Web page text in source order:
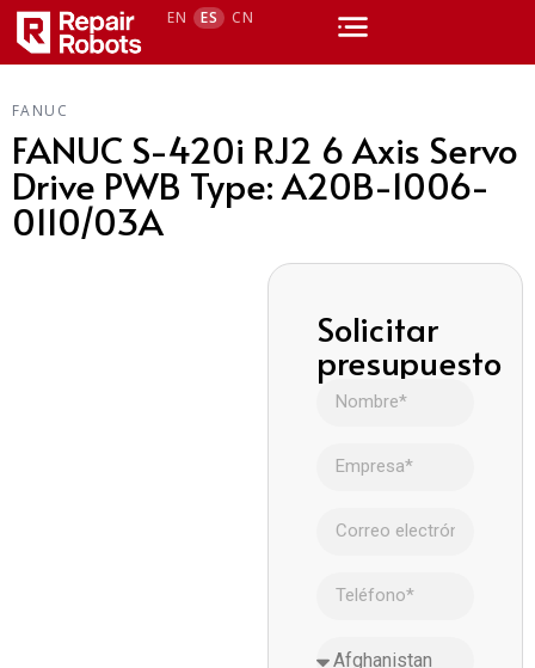
EN ES CN
FANUC
FANUC S-420i RJ2 6 Axis Servo
Drive PWB Type: A20B-1006-
0110/03A
Solicitar
presupuesto